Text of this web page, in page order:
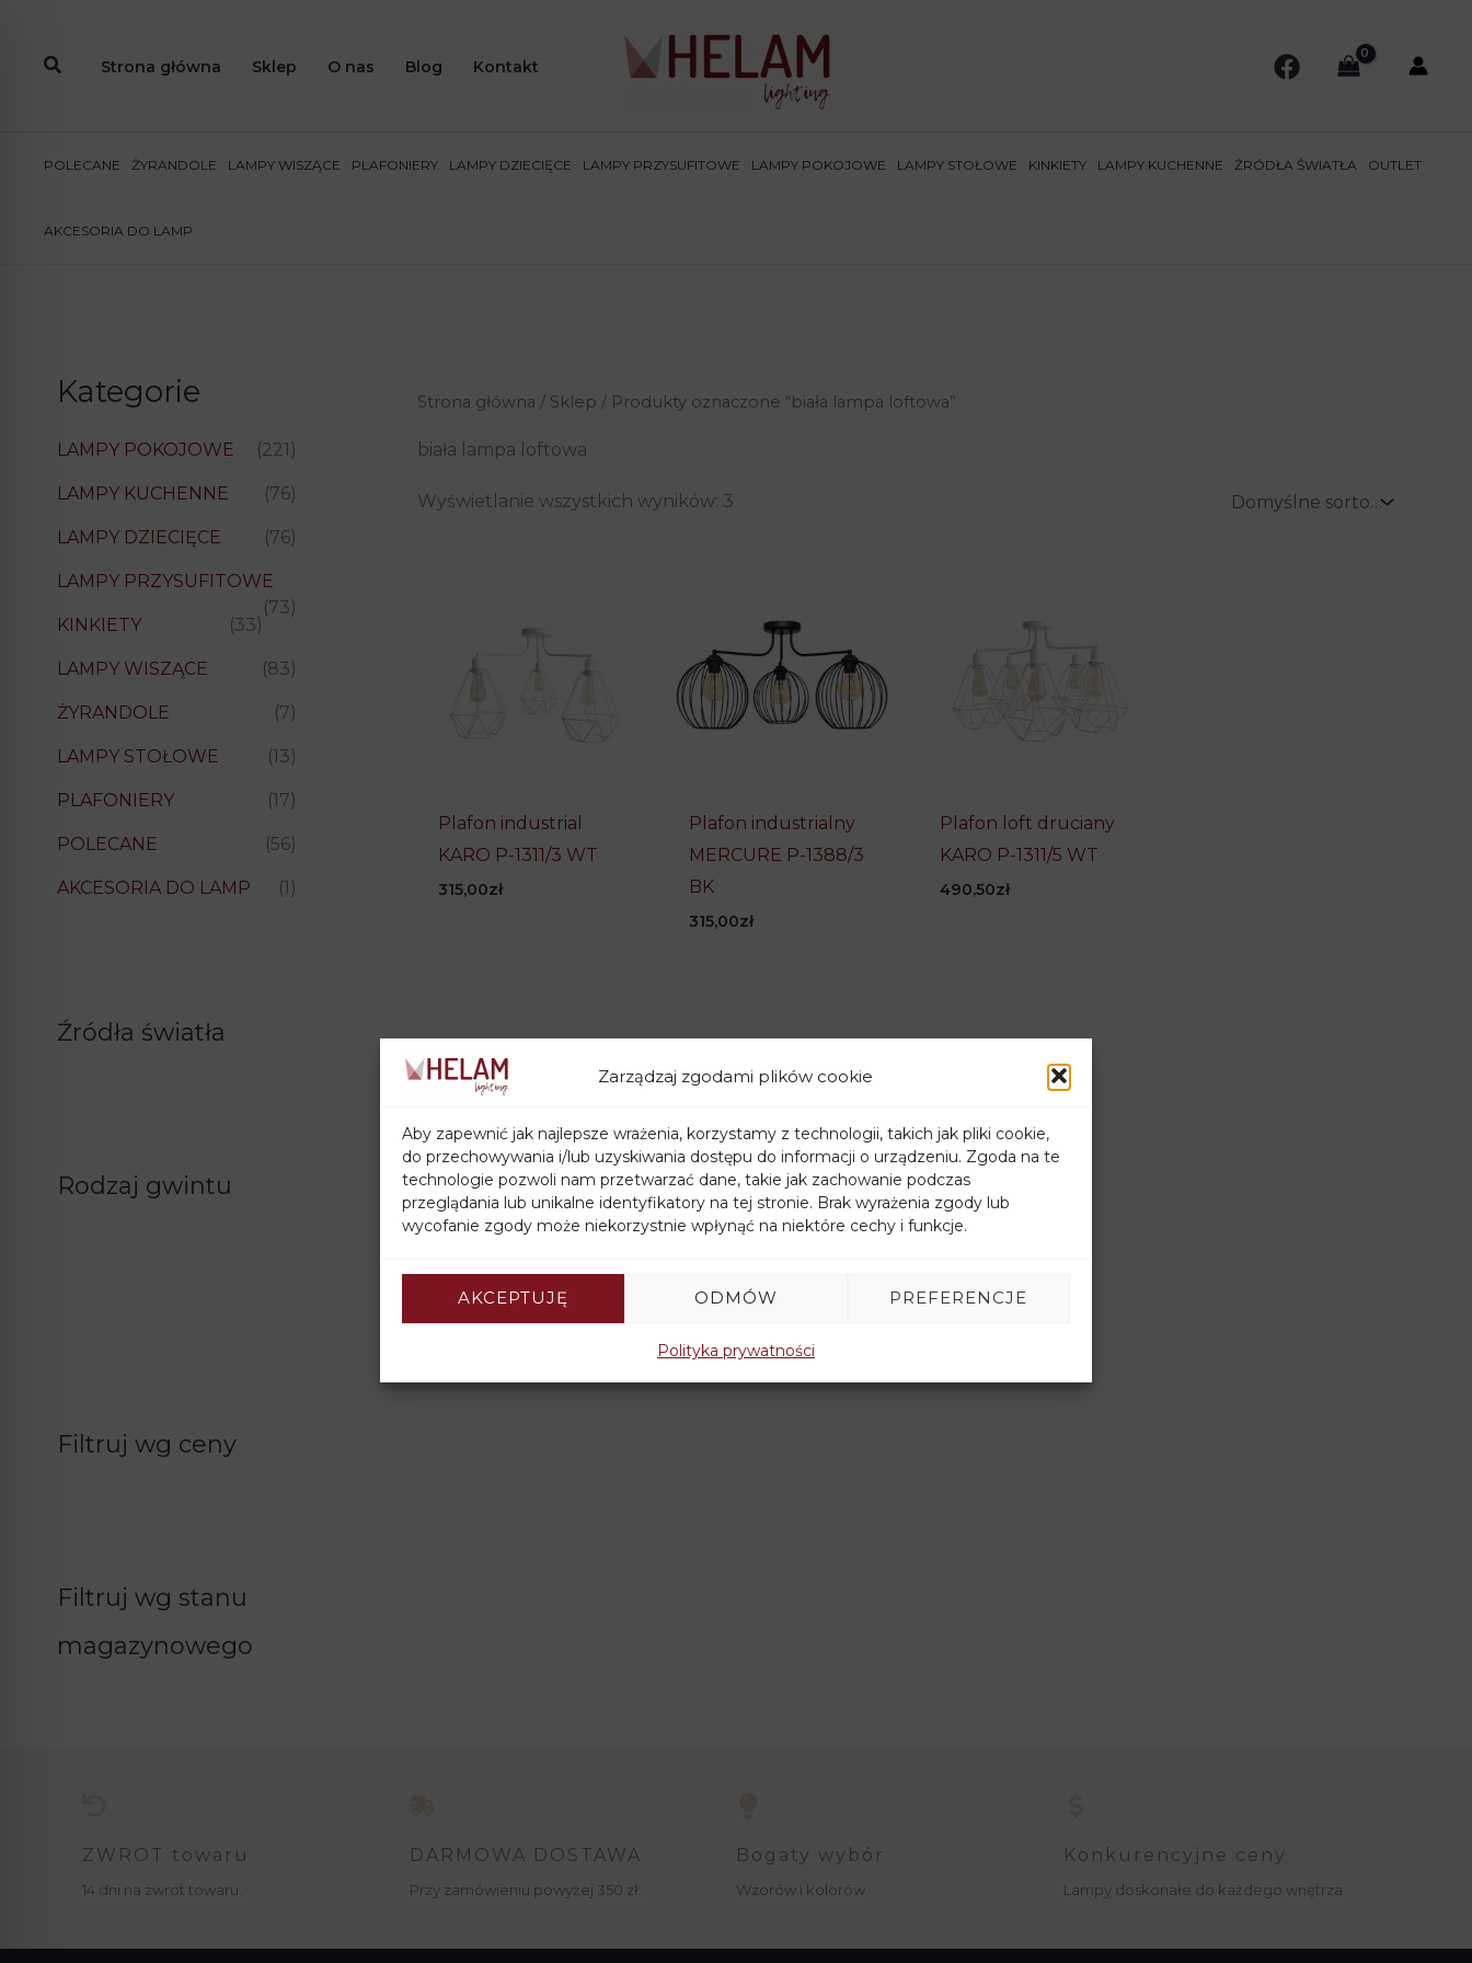
Zarządzaj zgodami plików cookie
Aby zapewnić jak najlepsze wrażenia, korzystamy z technologii, takich jak pliki cookie,
do przechowywania i/lub uzyskiwania dostępu do informacji o urządzeniu. Zgoda na te
technologie pozwoli nam przetwarzać dane, takie jak zachowanie podczas
przeglądania lub unikalne identyfikatory na tej stronie. Brak wyrażenia zgody lub
wycofanie zgody może niekorzystnie wpłynąć na niektóre cechy i funkcje.
AKCEPTUJĘ ODMÓW PREFERENCJE
Polityka prywatności
Strona główna Sklep O nas Blog Kontakt
POLECANE ŻYRANDOLE LAMPY WISZĄCE PLAFONIERY LAMPY DZIECIĘCE LAMPY PRZYSUFITOWE LAMPY POKOJOWE LAMPY STOŁOWE KINKIETY LAMPY KUCHENNE ŹRÓDŁA ŚWIATŁA OUTLET
AKCESORIA DO LAMP
Kategorie
LAMPY POKOJOWE (221)
LAMPY KUCHENNE (76)
LAMPY DZIECIĘCE (76)
LAMPY PRZYSUFITOWE
(73)
KINKIETY
(33)
LAMPY WISZĄCE (83)
ŻYRANDOLE (7)
LAMPY STOŁOWE (13)
PLAFONIERY (17)
POLECANE (56)
AKCESORIA DO LAMP (1)
Źródła światła
Rodzaj gwintu
Filtruj wg ceny
Filtruj wg stanu
magazynowego
Strona główna / Sklep / Produkty oznaczone “biała lampa loftowa”
biała lampa loftowa
Wyświetlanie wszystkich wyników: 3
Plafon industrial
KARO P-1311/3 WT
315,00zł
Plafon industrialny
MERCURE P-1388/3
BK
315,00zł
Plafon loft druciany
KARO P-1311/5 WT
490,50zł
ZWROT towaru
14 dni na zwrot towaru.
DARMOWA DOSTAWA
Przy zamówieniu powyżej 350 zł.
Bogaty wybór
Wzorów i kolorów
Konkurencyjne ceny
Lampy doskonałe do każdego wnętrza